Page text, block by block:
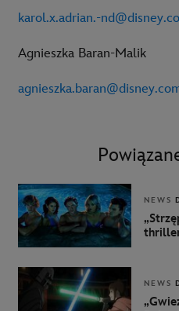
karol.x.adrian.-
Agnieszka Baran-Malik
NEWS
NEWS